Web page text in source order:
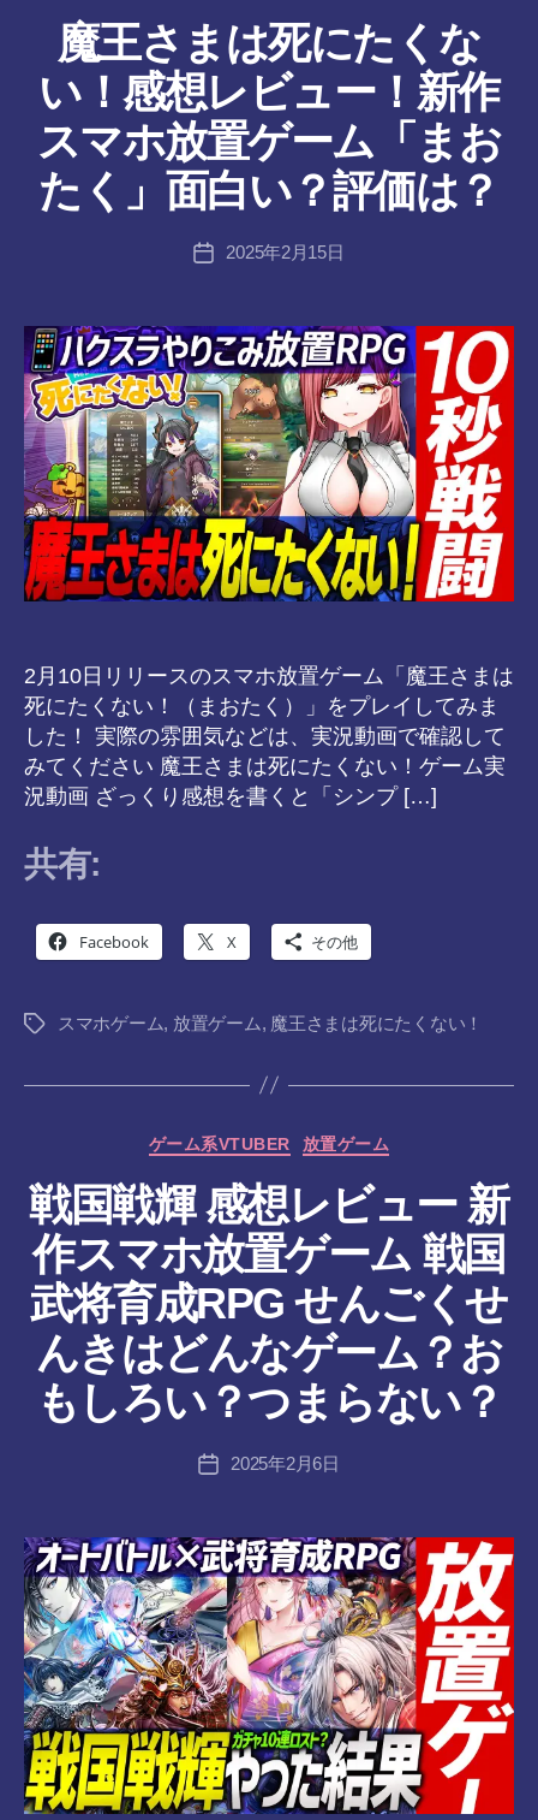
ゴ
リ
ー
魔王さまは死にたくな
い！感想レビュー！新作
スマホ放置ゲーム「まお
たく」面白い？評価は？
投
稿
成
者
a
8-
vr
投
2025年2月15日
2月10日リリースのスマホ放置ゲーム「魔王さまは
死にたくない！（まおたく）」をプレイしてみま
した！ 実際の雰囲気などは、実況動画で確認して
みてください 魔王さまは死にたくない！ゲーム実
況動画 ざっくり感想を書くと「シンプ […]
共有:
Facebook X その他
タ
スマホゲーム, 放置ゲーム, 魔王さまは死にたくない！
カ
ゴ
リ
ー
ゲーム系VTUBER 放置ゲーム
戦国戦輝 感想レビュー 新
作スマホ放置ゲーム 戦国
武将育成RPG せんごくせ
んきはどんなゲーム？お
もしろい？つまらない？
投
稿
作
成
者
:
a
8-
vr
投
2025年2月6日